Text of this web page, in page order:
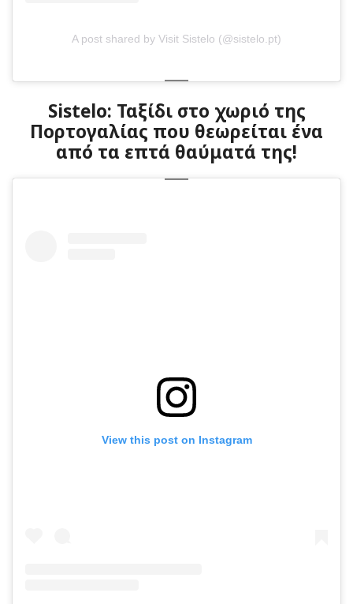
A post shared by Visit Sistelo (@sistelo.pt)
Sistelo: Ταξίδι στο χωριό της
Πορτογαλίας που θεωρείται ένα
από τα επτά θαύματά της!
View this post on Instagram